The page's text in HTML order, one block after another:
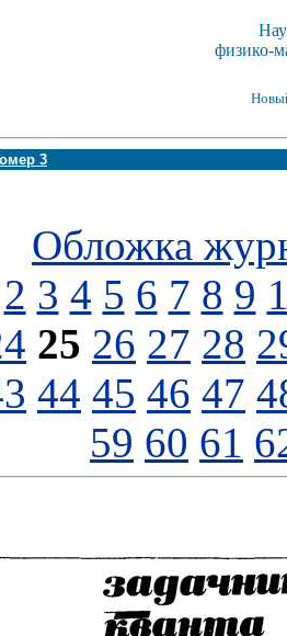
физико-
3
Обложка
2 3 4 5 6 7 8 9
25 26 27 28
44 45 46 47
59 60 61